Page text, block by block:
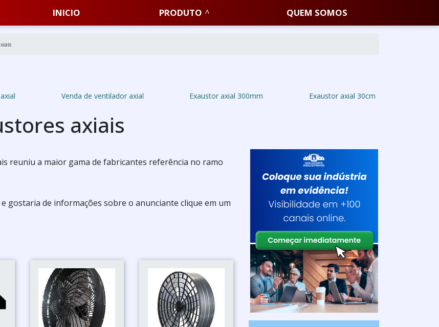
INICIO PRODUTO QUEM SOMOS
Venda de ventilador axial Exaustor axial 300mm Exaustor axial 30cm
axiais
reuniu a maior gama de fabricantes referência no ramo
gostaria de informações sobre o anunciante clique em um